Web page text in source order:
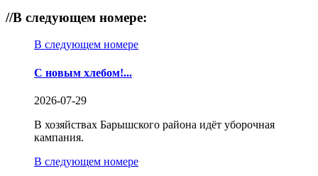
//В следующем номере:
В следующем номере
С новым хлебом!...
2026-07-29
В хозяйствах Барышского района идёт уборочная
кампания.
В следующем номере